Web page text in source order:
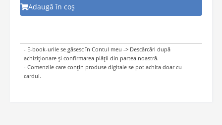
Adaugă în coș
- E-book-urile se găsesc în Contul meu -> Descărcări după
achiziționare și confirmarea plății din partea noastră.
- Comenzile care conțin produse digitale se pot achita doar cu
cardul.